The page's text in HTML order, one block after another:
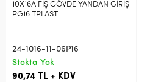
10X16A FİŞ GÖVDE YANDAN GİRİŞ
PG16 TPLAST
24-1016-11-06P16
Stokta Yok
90,74 TL + KDV